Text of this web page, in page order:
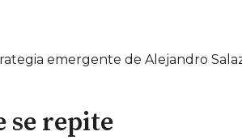
emergente de Alejandro
se repite